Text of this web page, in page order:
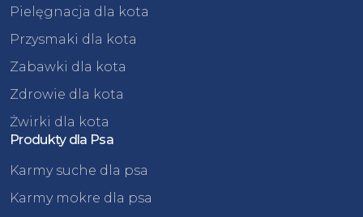
Pielęgnacja dla kota
Przysmaki dla kota
Zabawki dla kota
Zdrowie dla kota
Żwirki dla kota
Produkty dla Psa
Karmy suche dla psa
Karmy mokre dla psa